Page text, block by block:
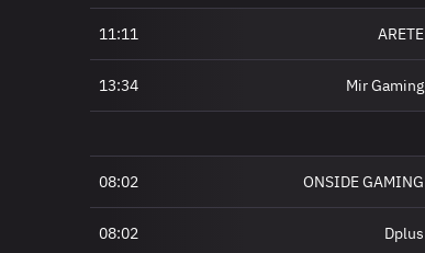
11:11 ARETE
13:34 Mir Gaming
08:02 ONSIDE GAMING
08:02 Dplus